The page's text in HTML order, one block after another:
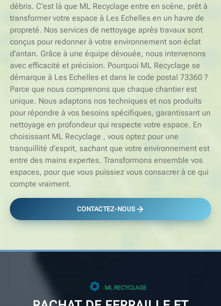
débris. C’est là que ML Recyclage entre en scène, prêt à
transformer votre espace à Les Echelles en un havre de
propreté. Nos services de nettoyage après travaux sont
conçus pour redonner à votre environnement son éclat
d'antan. Grâce à une équipe dévouée, nous intervenons
avec efficacité et précision. Pourquoi ML Recyclage se
démarque à Les Echelles et dans le code postal 73360 ?
Parce que nous comprenons que chaque chantier est
unique. Nous adaptons nos techniques et nos produits
pour répondre à vos besoins spécifiques, garantissant un
nettoyage en profondeur qui respecte votre espace. En
choisissant ML Recyclage , vous optez pour une
tranquillité d’esprit, sachant que votre environnement est
entre des mains expertes. Transformons ensemble vos
espaces, pour que vous puissiez vous consacrer à ce qui
compte vraiment.
CONTACTEZ-NOUS
ML RECYCLAGE